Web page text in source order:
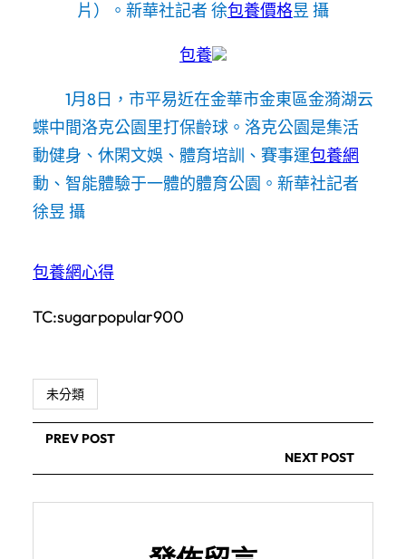
片）。新華社記者 徐包養價格昱 攝
包養
1月8日，市平易近在金華市金東區金漪湖云
蝶中間洛克公園里打保齡球。洛克公園是集活
動健身、休閑文娛、體育培訓、賽事運包養網
動、智能體驗于一體的體育公園。 新華社記者
徐昱 攝
包養網心得
TC:sugarpopular900
未分類
PREV POST
NEXT POST